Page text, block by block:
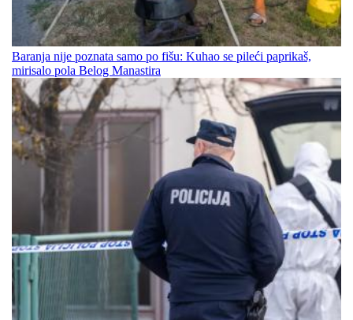
Baranja nije poznata samo po fišu: Kuhao se pileći paprikaš,
mirisalo pola Belog Manastira